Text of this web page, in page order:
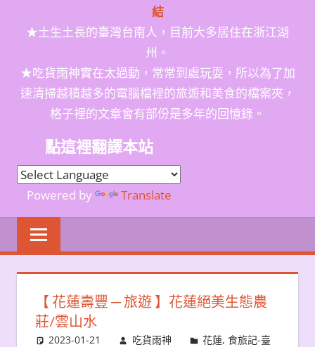
結
★土生土長的臺灣台南人，目前大多居住在浙江湖
州。
★吃貨雨神實在太過動，常常到處玩耍，所以為了加
速清掃越積越多的電腦檔裡的旅遊和美食的檔案夾，
格子裡的文章會有部份是多年的回憶錄。
點這裡翻譯本站
Powered by Translate
【 花蓮壽豐 ─ 旅遊 】花蓮絕美生態農
莊/雲山水
2023-01-21 吃貨雨神 花蓮,食旅記-臺